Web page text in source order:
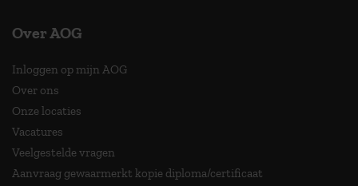
Over AOG
Inloggen op mijn AOG
Over ons
Onze locaties
Vacatures
Veelgestelde vragen
Aanvraag gewaarmerkt kopie diploma/certificaat